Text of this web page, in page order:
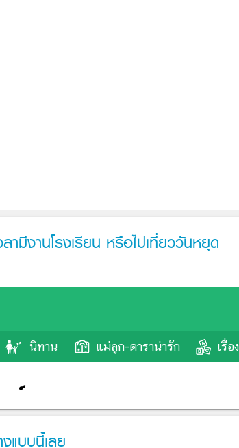
ามีงานโรงเรียน หรือไปเที่ยววันหยุด
แบบนี้เลย